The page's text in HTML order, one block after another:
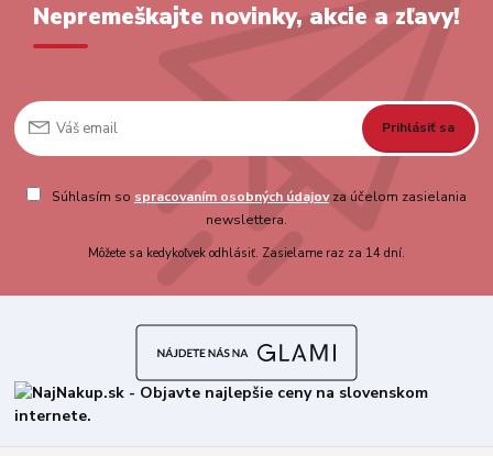
Nepremeškajte novinky, akcie a zľavy!
Prihlásiť sa
Súhlasím so spracovaním osobných údajovza účelom zasielania
newslettera.
Môžete sa kedykoľvek odhlásiť. Zasielame raz za 14 dní.